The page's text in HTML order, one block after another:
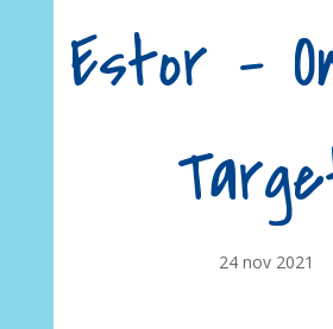
Estor –
24 nov 2021